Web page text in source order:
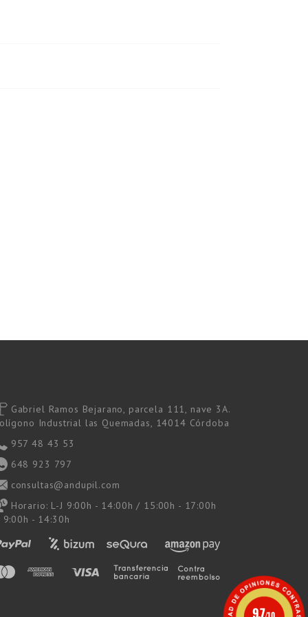
Gabriel Ramos Bejarano, parcela 111, nave 3A.
Industrial las Quemadas, 14014 Córdoba
957 48 43 53
648 923 797
consultas@andupil.com
Horario: L-J 9:00h - 14:00h / 15:00h - 17:00h
9:00h - 14:30h
9.7/10